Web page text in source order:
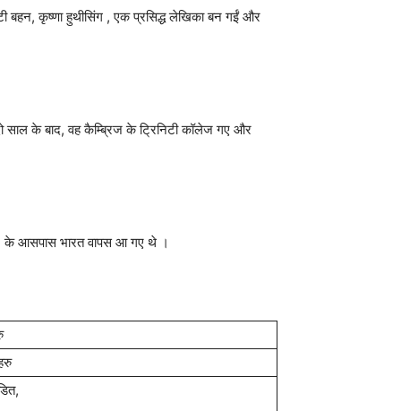
बहन, कृष्णा हुथीसिंग , एक प्रसिद्ध लेखिका बन गईं और
साल के बाद, वह कैम्ब्रिज के ट्रिनिटी कॉलेज गए और
के आसपास भारत वापस आ गए थे ।